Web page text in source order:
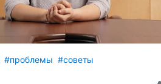
#проблемы #советы